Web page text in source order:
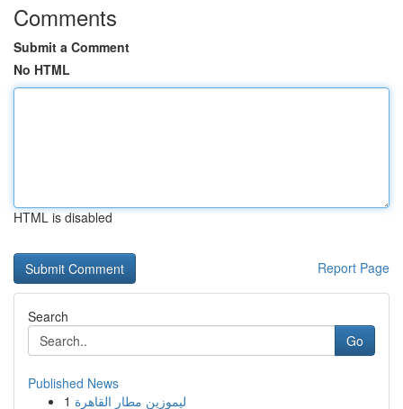
Comments
Submit a Comment
No HTML
HTML is disabled
Report Page
Search
Go
Published News
1 ليموزين مطار القاهرة